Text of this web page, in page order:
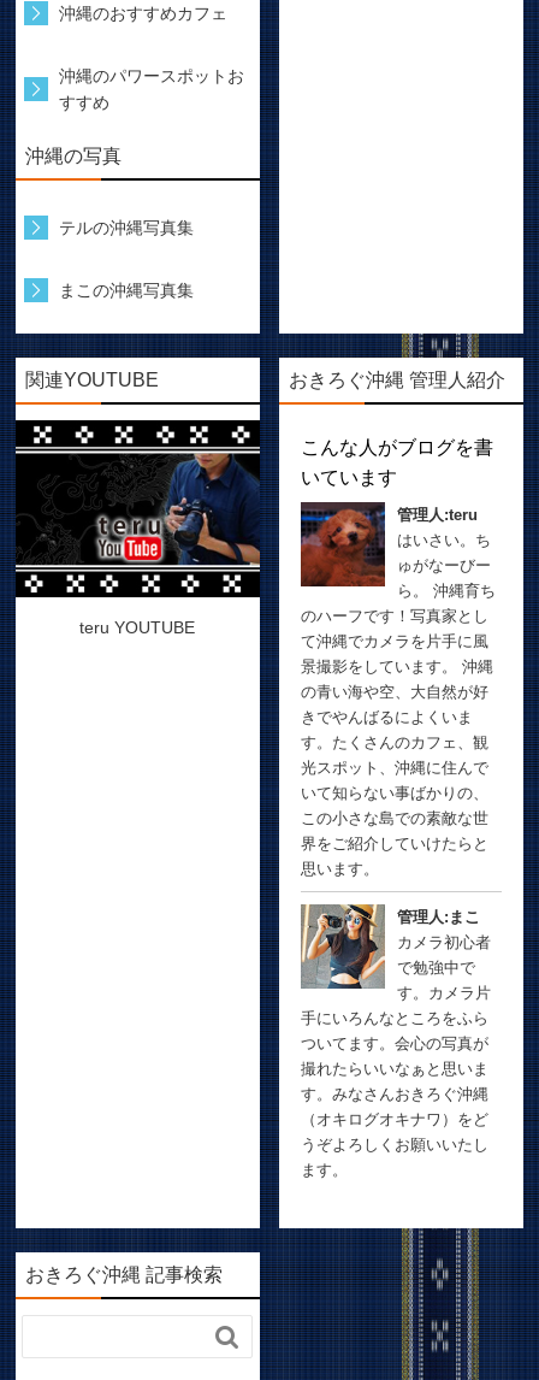
沖縄のおすすめカフェ
沖縄のパワースポットお
すすめ
沖縄の写真
テルの沖縄写真集
まこの沖縄写真集
関連YOUTUBE
teru YOUTUBE
おきろぐ沖縄 管理人紹介
こんな人がブログを書
いています
管理人:teru
はいさい。ち
ゅがなーびー
ら。 沖縄育ち
のハーフです！写真家とし
て沖縄でカメラを片手に風
景撮影をしています。 沖縄
の青い海や空、大自然が好
きでやんばるによくいま
す。たくさんのカフェ、観
光スポット、沖縄に住んで
いて知らない事ばかりの、
この小さな島での素敵な世
界をご紹介していけたらと
思います。
管理人:まこ
カメラ初心者
で勉強中で
す。カメラ片
手にいろんなところをふら
ついてます。会心の写真が
撮れたらいいなぁと思いま
す。みなさんおきろぐ沖縄
（オキログオキナワ）をど
うぞよろしくお願いいたし
ます。
おきろぐ沖縄 記事検索
